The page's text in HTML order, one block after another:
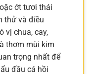
ớt tươi thái
thử và điều
vị chua, cay,
thơm mùi kim
trọng nhất để
đầu cá hồi